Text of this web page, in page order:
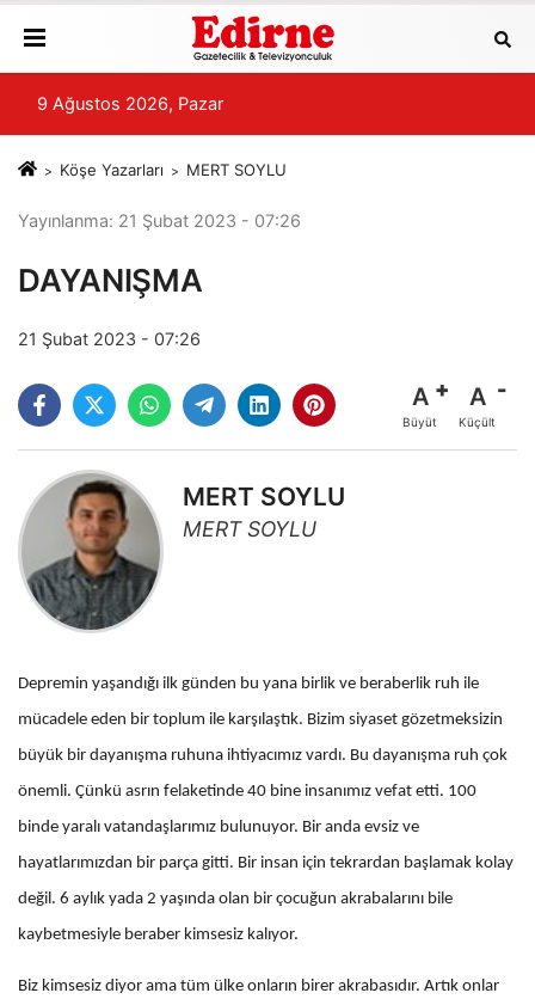
9 Ağustos 2026, Pazar
Köşe Yazarları MERT SOYLU
Yayınlanma: 21 Şubat 2023 - 07:26
DAYANIŞMA
21 Şubat 2023 - 07:26
A
Büyüt
A
Küçült
MERT SOYLU
MERT SOYLU
Depremin yaşandığı ilk günden bu yana birlik ve beraberlik ruh ile
mücadele eden bir toplum ile karşılaştık. Bizim siyaset gözetmeksizin
büyük bir dayanışma ruhuna ihtiyacımız vardı. Bu dayanışma ruh çok
önemli. Çünkü asrın felaketinde 40 bine insanımız vefat etti. 100
binde yaralı vatandaşlarımız bulunuyor. Bir anda evsiz ve
hayatlarımızdan bir parça gitti. Bir insan için tekrardan başlamak kolay
değil. 6 aylık yada 2 yaşında olan bir çocuğun akrabalarını bile
kaybetmesiyle beraber kimsesiz kalıyor.
Biz kimsesiz diyor ama tüm ülke onların birer akrabasıdır. Artık onlar